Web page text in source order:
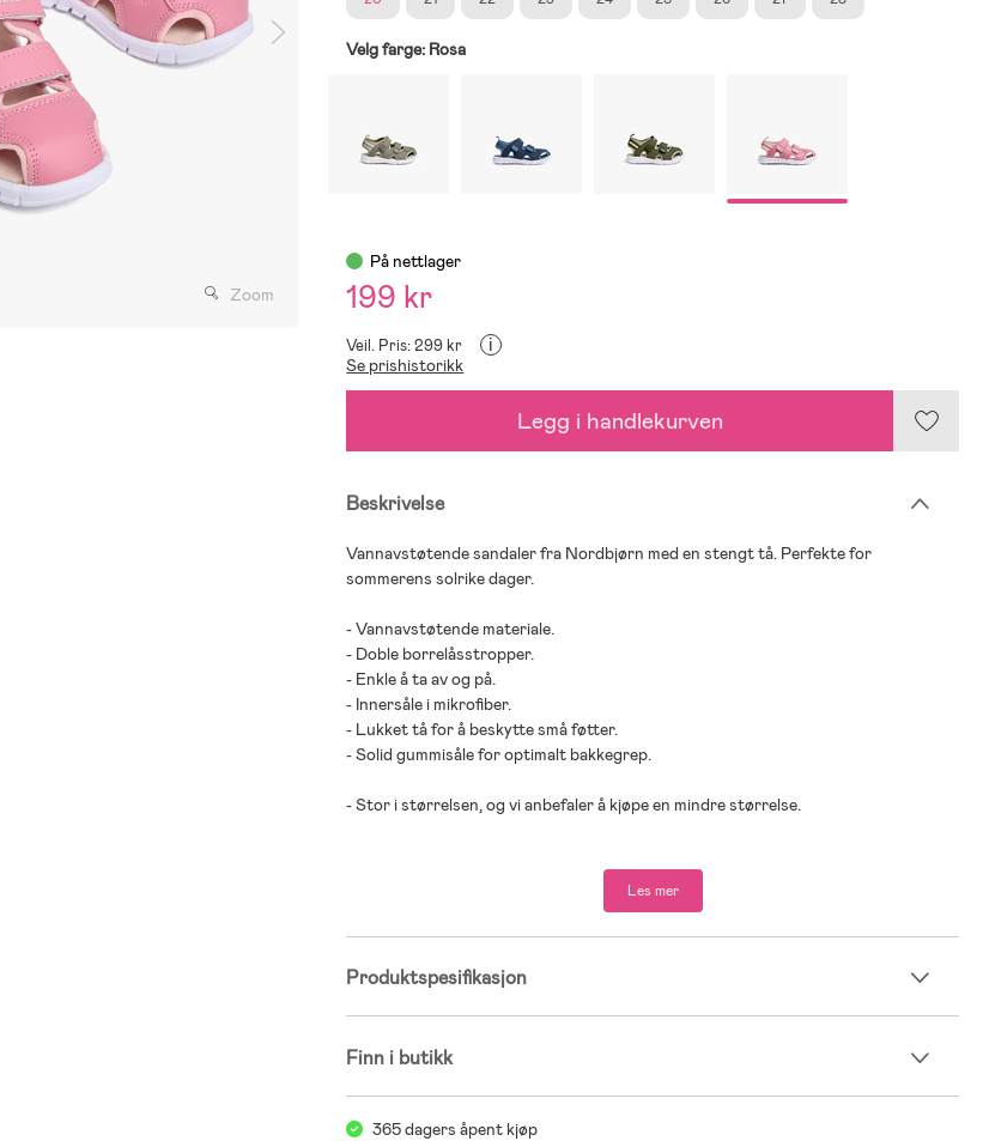
Zoom
Velg farge: Rosa
På nettlager
199 kr
Veil. Pris: 299 kr i
Se prishistorikk
Legg i handlekurven
Beskrivelse
Vannavstøtende sandaler fra Nordbjørn med en stengt tå. Perfekte for
sommerens solrike dager.
- Vannavstøtende materiale.
- Doble borrelåsstropper.
- Enkle å ta av og på.
- Innersåle i mikrofiber.
- Lukket tå for å beskytte små føtter.
- Solid gummisåle for optimalt bakkegrep.
- Stor i størrelsen, og vi anbefaler å kjøpe en mindre størrelse.
Les mer
Produktspesifikasjon
Finn i butikk
365 dagers åpent kjøp